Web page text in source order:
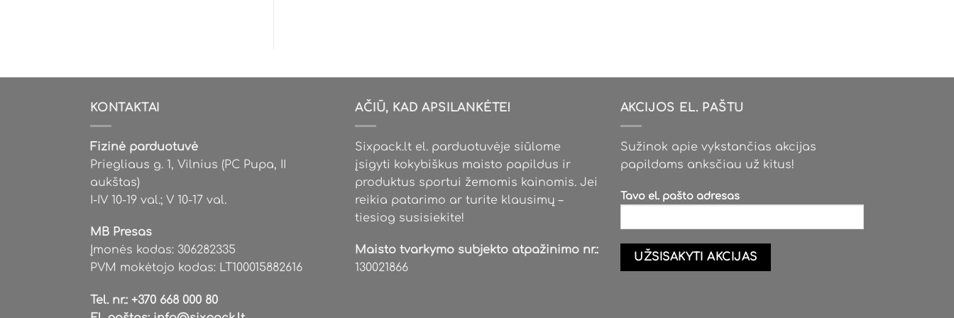
KONTAKTAI
Fizinė parduotuvė
Priegliaus g. 1, Vilnius (PC Pupa, II
aukštas)
I-IV 10-19 val.; V 10-17 val.
MB Presas
Įmonės kodas: 306282335
PVM mokėtojo kodas: LT100015882616
Tel. nr.: +370 668 000 80
AČIŪ, KAD APSILANKĖTE!
Sixpack.lt el. parduotuvėje siūlome
įsigyti kokybiškus maisto papildus ir
produktus sportui žemomis kainomis. Jei
reikia patarimo ar turite klausimų –
tiesiog susisiekite!
Maisto tvarkymo subjekto atpažinimo nr.:
130021866
AKCIJOS EL. PAŠTU
Sužinok apie vykstančias akcijas
papildams anksčiau už kitus!
Tavo el. pašto adresas